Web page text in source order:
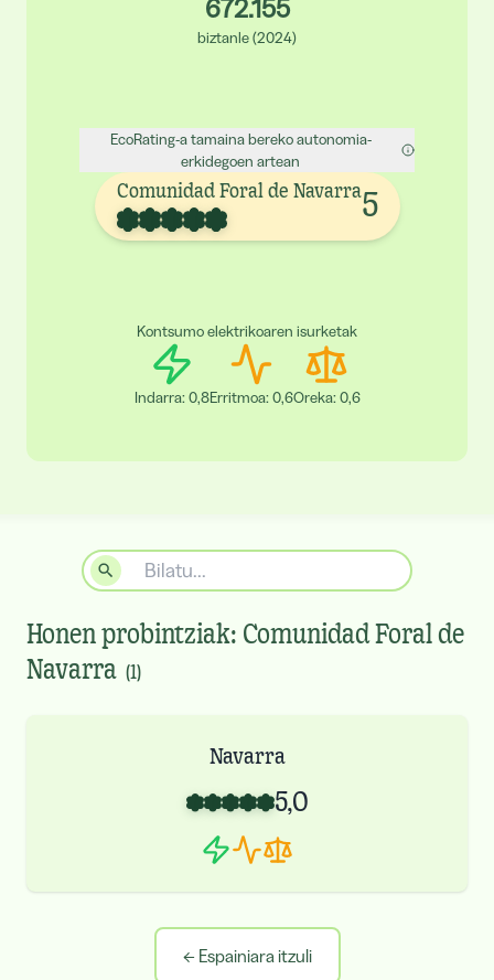
672.155
biztanle(2024)
EcoRating-a tamaina bereko autonomia-
erkidegoen artean
Comunidad Foral de Navarra5
Kontsumo elektrikoaren isurketak
Indarra:0,8Erritmoa:0,6Oreka:0,6
Honen probintziak: Comunidad Foral de
Navarra (1)
Navarra
5,0
← Espainiara itzuli